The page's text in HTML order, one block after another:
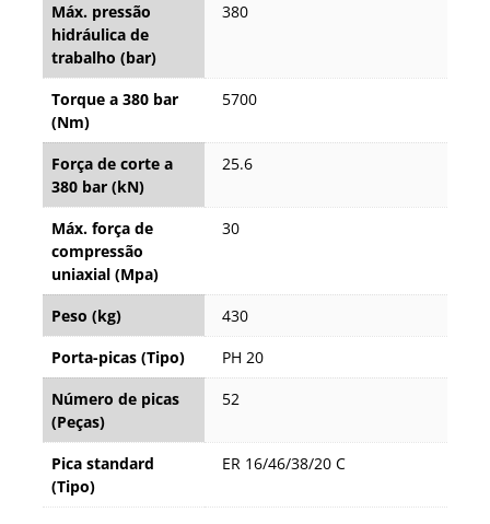
Máx. pressão
hidráulica de
trabalho (bar)
380
Torque a 380 bar
(Nm)
5700
Força de corte a
380 bar (kN)
25.6
Máx. força de
compressão
uniaxial (Mpa)
30
Peso (kg)
430
Porta-picas (Tipo)
PH 20
Número de picas
(Peças)
52
Pica standard
(Tipo)
ER 16/46/38/20 C